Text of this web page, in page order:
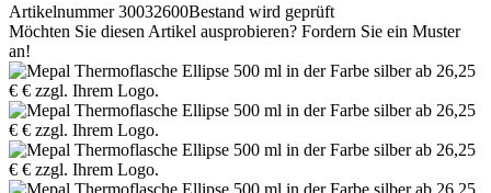
Artikelnummer 30032600Bestand wird geprüft
Möchten Sie diesen Artikel ausprobieren? Fordern Sie ein Muster
an!